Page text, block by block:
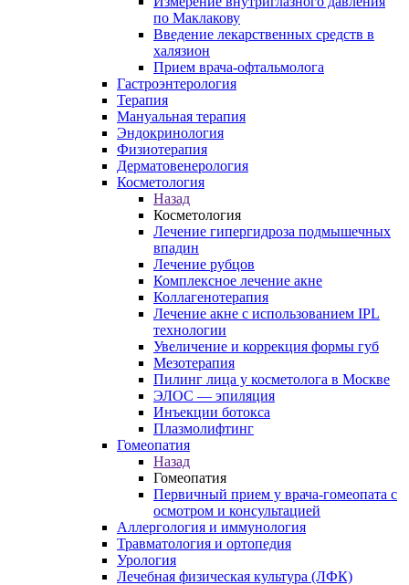
по Маклакову
Введение лекарственных средств в
халязион
Прием врача-офтальмолога
Гастроэнтерология
Терапия
Мануальная терапия
Эндокринология
Физиотерапия
Дерматовенерология
Косметология
Назад
Косметология
Лечение гипергидроза подмышечных
впадин
Лечение рубцов
Комплексное лечение акне
Коллагенотерапия
Лечение акне с использованием IPL
технологии
Увеличение и коррекция формы губ
Мезотерапия
Пилинг лица у косметолога в Москве
ЭЛОС — эпиляция
Инъекции ботокса
Плазмолифтинг
Гомеопатия
Назад
Гомеопатия
Первичный прием у врача-гомеопата с
осмотром и консультацией
Аллергология и иммунология
Травматология и ортопедия
Урология
Лечебная физическая культура (ЛФК)